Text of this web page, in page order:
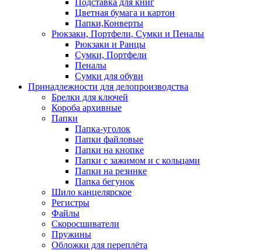
Подставка для книг
Цветная бумага и картон
Папки,Конверты
Рюкзаки, Портфели, Сумки и Пеналы
Рюкзаки и Ранцы
Сумки, Портфели
Пеналы
Сумки для обуви
Принадлежности для делопроизводства
Брелки для ключей
Короба архивные
Папки
Папка-уголок
Папки файловые
Папки на кнопке
Папки с зажимом и с кольцами
Папки на резинке
Папка бегунок
Шило канцелярское
Регистры
Файлы
Скоросшиватели
Пружины
Обложки для переплёта